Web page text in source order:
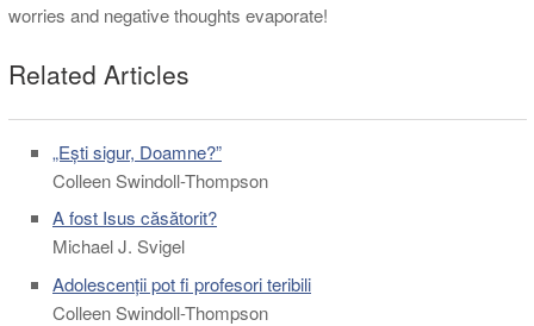
worries and negative thoughts evaporate!
Related Articles
„Ești sigur, Doamne?”
Colleen Swindoll-Thompson
A fost Isus căsătorit?
Michael J. Svigel
Adolescenții pot fi profesori teribili
Colleen Swindoll-Thompson